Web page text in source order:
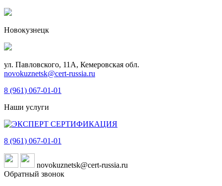
Новокузнецк
ул. Павловского, 11А, Кемеровская обл.
novokuznetsk@cert-russia.ru
8 (961) 067-01-01
Наши услуги
8 (961) 067-01-01
novokuznetsk@cert-russia.ru
Обратный звонок